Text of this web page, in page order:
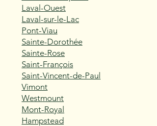
Laval-Ouest
Laval-sur-le-Lac
Pont-Viau
Sainte-Dorothée
Sainte-Rose
Saint-François
Saint-Vincent-de-Paul
Vimont
Westmount
Mont-Royal
Hampstead